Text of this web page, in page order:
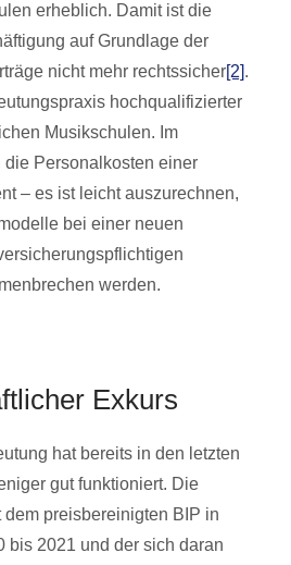
erheblich. Damit ist die
auf Grundlage der
nicht mehr rechtssicher[2].
hochqualifizierter
Musikschulen. Im
die Personalkosten einer
– es ist leicht auszurechnen,
bei einer neuen
werden.
Exkurs
hat bereits in den letzten
gut funktioniert. Die
dem preisbereinigten BIP in
bis 2021 und der sich daran